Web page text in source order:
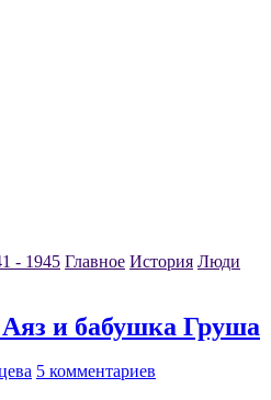
- 1945 Главное История Люди
и бабушка Груша
5 комментариев